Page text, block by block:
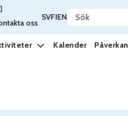
oss
Svenska
SVSuomi
FIEnglish
ENSök på sidan
Kalender Påverkan